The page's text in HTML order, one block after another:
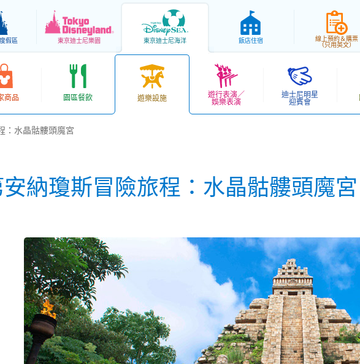
假區 東京迪士尼樂園 東京迪士尼海洋 飯店住宿
線上預約＆購票
（只用英文）
商品 園區餐飲 遊樂設施
遊行表演／
娛樂表演
迪士尼明星
迎賓會
：水晶骷髏頭魔宮
納瓊斯冒險旅程：水晶骷髏頭魔宮